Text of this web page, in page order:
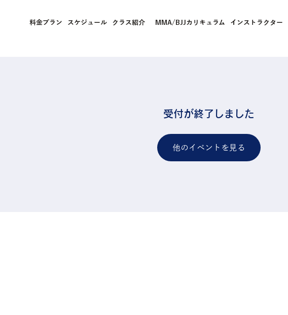
料金プラン スケジュール クラス紹介 MMA/BJJカリキュラム インストラクター
受付が終了しました
他のイベントを見る